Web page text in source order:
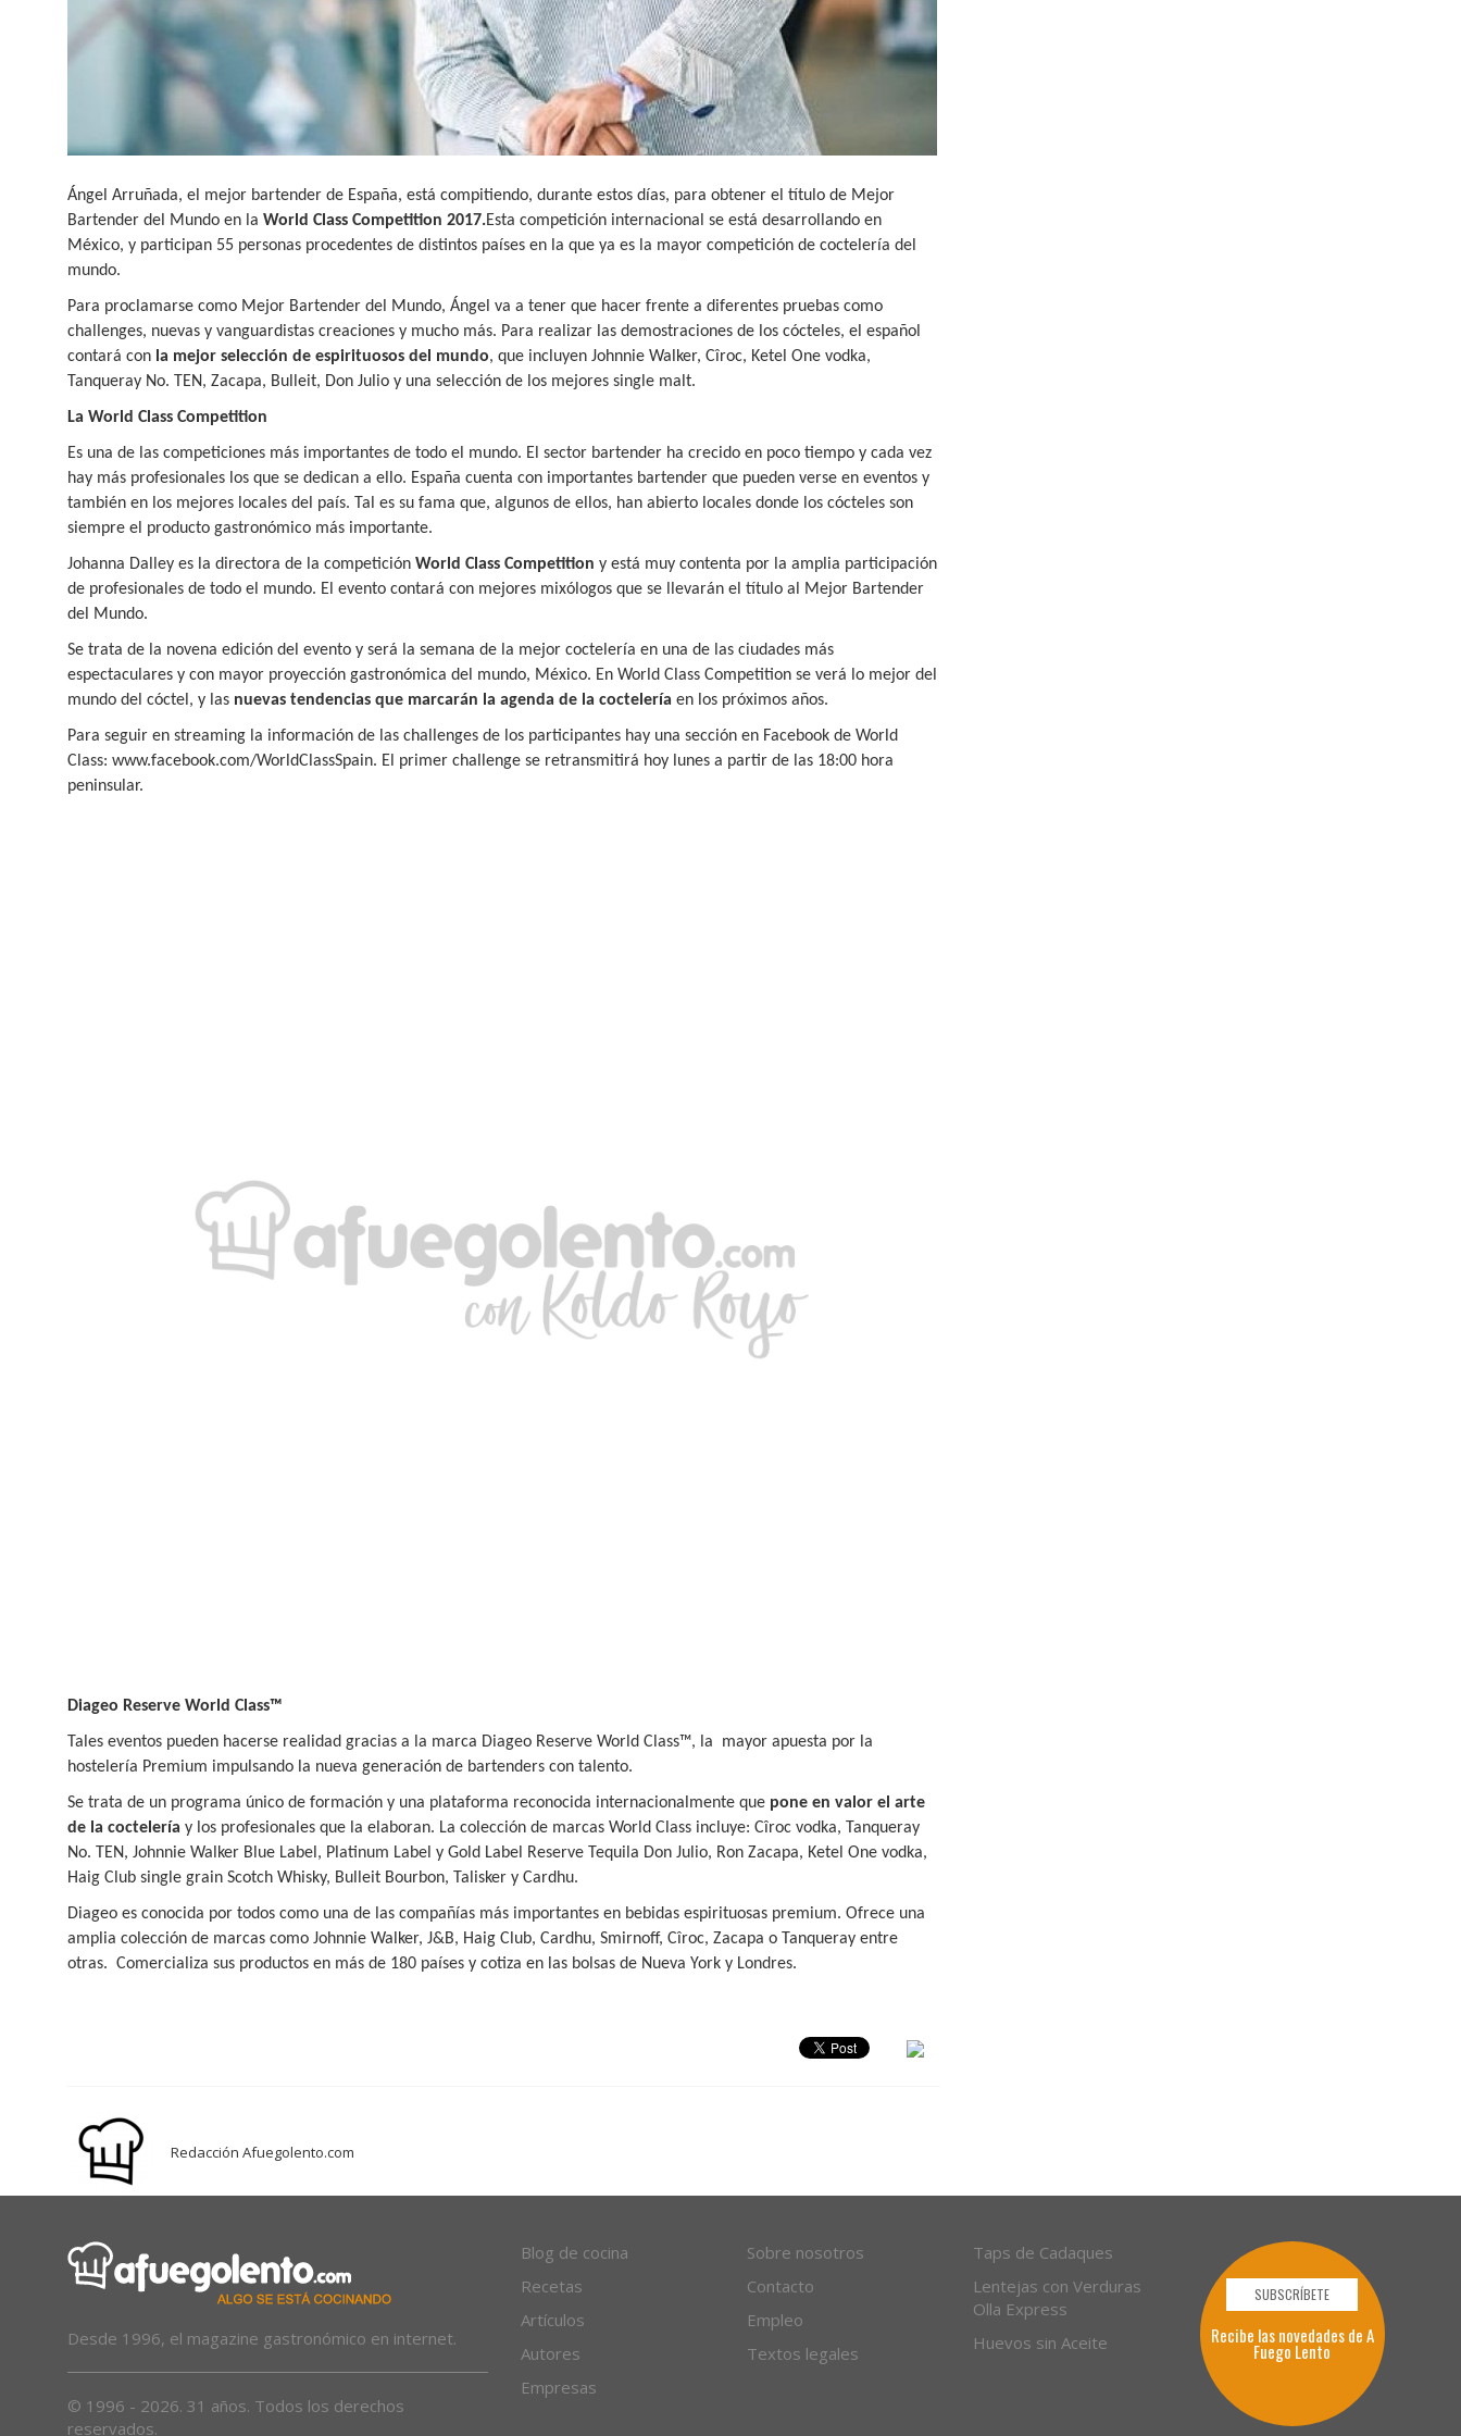
Ángel Arruñada, el mejor bartender de España, está compitiendo, durante estos días, para obtener el título de Mejor
Bartender del Mundo en la World Class Competition 2017.Esta competición internacional se está desarrollando en
México, y participan 55 personas procedentes de distintos países en la que ya es la mayor competición de coctelería del
mundo.
Para proclamarse como Mejor Bartender del Mundo, Ángel va a tener que hacer frente a diferentes pruebas como
challenges, nuevas y vanguardistas creaciones y mucho más. Para realizar las demostraciones de los cócteles, el español
contará con la mejor selección de espirituosos del mundo, que incluyen Johnnie Walker, Cîroc, Ketel One vodka,
Tanqueray No. TEN, Zacapa, Bulleit, Don Julio y una selección de los mejores single malt.
La World Class Competition
Es una de las competiciones más importantes de todo el mundo. El sector bartender ha crecido en poco tiempo y cada vez
hay más profesionales los que se dedican a ello. España cuenta con importantes bartender que pueden verse en eventos y
también en los mejores locales del país. Tal es su fama que, algunos de ellos, han abierto locales donde los cócteles son
siempre el producto gastronómico más importante.
Johanna Dalley es la directora de la competición World Class Competition y está muy contenta por la amplia participación
de profesionales de todo el mundo. El evento contará con mejores mixólogos que se llevarán el título al Mejor Bartender
del Mundo.
Se trata de la novena edición del evento y será la semana de la mejor coctelería en una de las ciudades más
espectaculares y con mayor proyección gastronómica del mundo, México. En World Class Competition se verá lo mejor del
mundo del cóctel, y las nuevas tendencias que marcarán la agenda de la coctelería en los próximos años.
Para seguir en streaming la información de las challenges de los participantes hay una sección en Facebook de World
Class: www.facebook.com/WorldClassSpain. El primer challenge se retransmitirá hoy lunes a partir de las 18:00 hora
peninsular.
Diageo Reserve World Class™
Tales eventos pueden hacerse realidad gracias a la marca Diageo Reserve World Class™, la
mayor apuesta por la
hostelería Premium impulsando la nueva generación de bartenders con talento.
Se trata de un programa único de formación y una plataforma reconocida internacionalmente que pone en valor el arte
de la coctelería y los profesionales que la elaboran. La colección de marcas World Class incluye: Cîroc vodka, Tanqueray
No. TEN, Johnnie Walker Blue Label, Platinum Label y Gold Label Reserve Tequila Don Julio, Ron Zacapa, Ketel One vodka,
Haig Club single grain Scotch Whisky, Bulleit Bourbon, Talisker y Cardhu.
Diageo es conocida por todos como una de las compañías más importantes en bebidas espirituosas premium. Ofrece una
amplia colección de marcas como Johnnie Walker, J&B, Haig Club, Cardhu, Smirnoff, Cîroc, Zacapa o Tanqueray entre
otras. Comercializa sus productos en más de 180 países y cotiza en las bolsas de Nueva York y Londres.
Redacción Afuegolento.com
Desde 1996, el magazine gastronómico en internet.
© 1996 - 2026. 31 años. Todos los derechos
reservados.
Blog de cocina
Recetas
Artículos
Autores
Empresas
Sobre nosotros
Contacto
Empleo
Textos legales
Taps de Cadaques
Lentejas con Verduras
Olla Express
Huevos sin Aceite
SUBSCRÍBETE
Recibe las novedades de A
Fuego Lento